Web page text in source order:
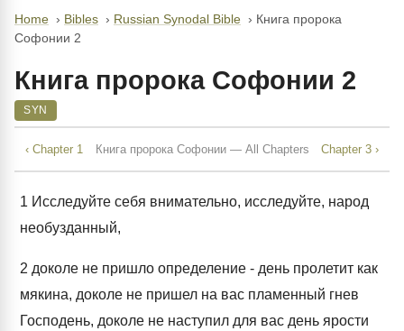
Home › Bibles › Russian Synodal Bible › Книга пророка
Софонии 2
Книга пророка Софонии 2
SYN
‹ Chapter 1 Книга пророка Софонии — All Chapters Chapter 3 ›
1 Исследуйте себя внимательно, исследуйте, народ
необузданный,
2 доколе не пришло определение - день пролетит как
мякина, доколе не пришел на вас пламенный гнев
Господень, доколе не наступил для вас день ярости